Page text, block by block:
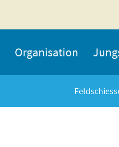
Organisation